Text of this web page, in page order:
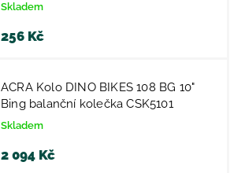
Skladem
256 Kč
ACRA Kolo DINO BIKES 108 BG 10"
Bing balanční kolečka CSK5101
Skladem
2 094 Kč